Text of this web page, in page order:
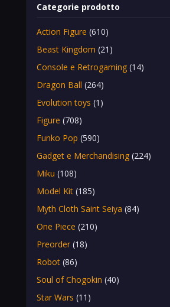
Categorie prodotto
Action Figure (610)
Beast Kingdom (21)
Console e Retrogaming (14)
Dragon Ball (264)
Evolution toys (1)
Figure (708)
Funko Pop (590)
Gadget e Merchandising (224)
Miku (108)
Model Kit (185)
Myth Cloth Saint Seiya (84)
One Piece (210)
Preorder (18)
Robot (86)
Soul of Chogokin (40)
Star Wars (11)